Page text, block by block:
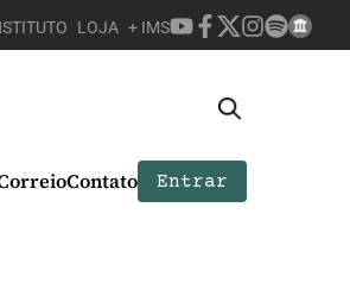
LOJA + IMS
Contato Entrar